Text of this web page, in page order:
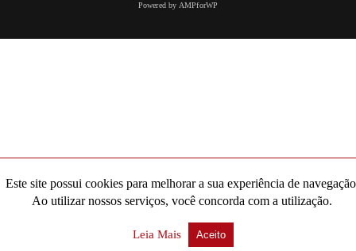
Powered by AMPforWP
Este site possui cookies para melhorar a sua experiência de
Ao utilizar nossos serviços, você concorda com a utilização.
Leia Mais Aceito